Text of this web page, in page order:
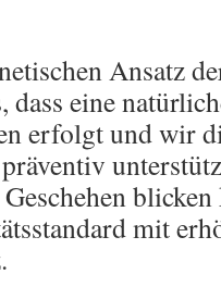
Ansatz
dass eine
erfolgt und wir
mit